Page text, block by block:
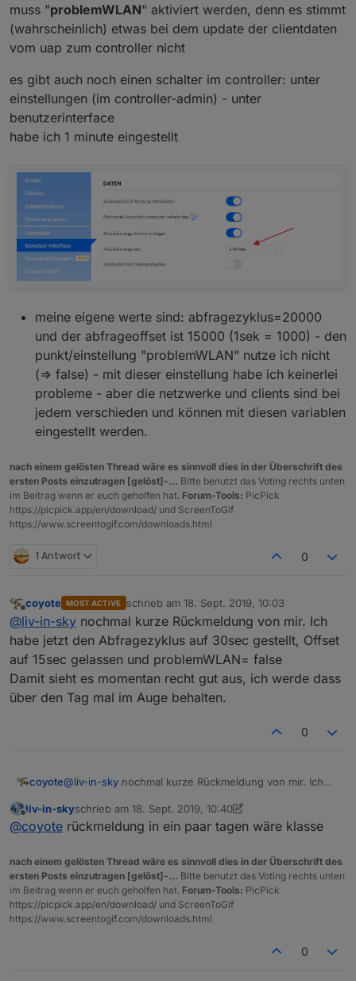
muss "problemWLAN" aktiviert werden, denn es stimmt
(wahrscheinlich) etwas bei dem update der clientdaten
vom uap zum controller nicht
es gibt auch noch einen schalter im controller: unter
einstellungen (im controller-admin) - unter
benutzerinterface
habe ich 1 minute eingestellt
meine eigene werte sind: abfragezyklus=20000
und der abfrageoffset ist 15000 (1sek = 1000) - den
punkt/einstellung "problemWLAN" nutze ich nicht
(=> false) - mit dieser einstellung habe ich keinerlei
probleme - aber die netzwerke und clients sind bei
jedem verschieden und können mit diesen variablen
eingestellt werden.
nach einem gelösten Thread wäre es sinnvoll dies in der Überschrift des
ersten Posts einzutragen [gelöst]-... Bitte benutzt das Voting rechts unten
im Beitrag wenn er euch geholfen hat. Forum-Tools: PicPick
https://picpick.app/en/download/ und ScreenToGif
https://www.screentogif.com/downloads.html
1 Antwort 0
Offline
coyote MOST ACTIVE schrieb am 18. Sept. 2019, 10:03
zuletzt editiert von
@liv-in-sky nochmal kurze Rückmeldung von mir. Ich
habe jetzt den Abfragezyklus auf 30sec gestellt, Offset
auf 15sec gelassen und problemWLAN= false
Damit sieht es momentan recht gut aus, ich werde dass
über den Tag mal im Auge behalten.
0
coyote@liv-in-sky nochmal kurze Rückmeldung von mir. Ich
auf 15sec gelassen und problemWLAN= false
Damit sieht es momentan recht gut aus, ich werde dass
Offline
liv-in-skyschrieb am 18. Sept. 2019, 10:40
zuletzt editiert von liv-in-sky
@coyote rückmeldung in ein paar tagen wäre klasse
nach einem gelösten Thread wäre es sinnvoll dies in der Überschrift des
ersten Posts einzutragen [gelöst]-... Bitte benutzt das Voting rechts unten
im Beitrag wenn er euch geholfen hat. Forum-Tools: PicPick
https://picpick.app/en/download/ und ScreenToGif
https://www.screentogif.com/downloads.html
0